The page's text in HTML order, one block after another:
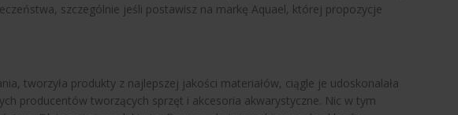
szczególnie jeśli postawisz na markę Aquael, której propozycje
tworzyła produkty z najlepszej jakości materiałów, ciągle je udoskonalała
producentów tworzących sprzęt i akcesoria akwarystyczne. Nic w tym